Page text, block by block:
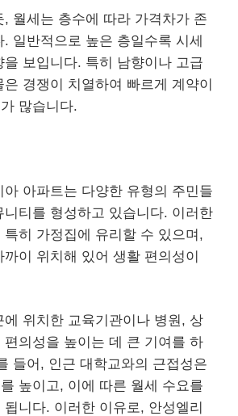
, 월세는 층수에 따라 가격차가 존
일반적으로 높은 층일수록 시세
을 보입니다. 특히 남향이나 고급
경쟁이 치열하여 빠르게 계약이
많습니다.
아 아파트는 다양한 유형의 주민들
니티를 형성하고 있습니다. 이러한
특히 가정집에 유리할 수 있으며,
이 위치해 있어 생활 편의성이
에 위치한 교육기관이나 병원, 상
편의성을 높이는 데 큰 기여를 하
들어, 인근 대학교와의 근접성은
높이고, 이에 따른 월세 수요를
니다. 이러한 이유로, 안성엘리